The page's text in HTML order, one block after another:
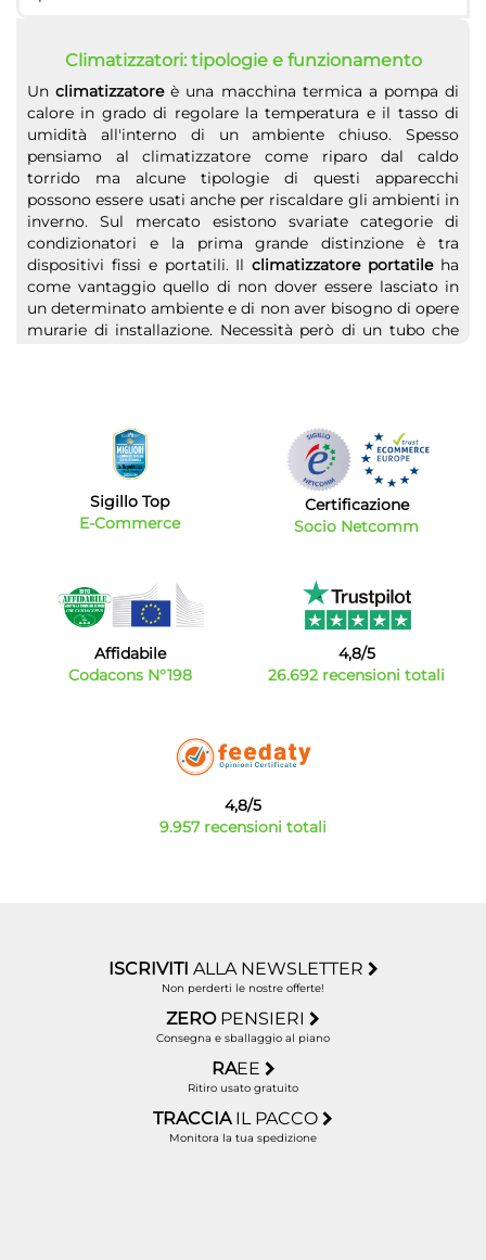
Climatizzatori: tipologie e funzionamento
Unclimatizzatoreè una macchina termica a pompa di
calore in grado di regolare la temperatura e il tasso di
umidità all'interno di un ambiente chiuso. Spesso
pensiamo al climatizzatore come riparo dal caldo
torrido ma alcune tipologie di questi apparecchi
possono essere usati anche per riscaldare gli ambienti in
inverno. Sul mercato esistono svariate categorie di
condizionatori e la prima grande distinzione è tra
dispositivi fissi e portatili. Ilclimatizzatore portatileha
come vantaggio quello di non dover essere lasciato in
un determinato ambiente e di non aver bisogno di opere
murarie di installazione. Necessità però di un tubo che
dotata di due parti: un motore esterno che ne permette
il funzionamento e uno
interno da cui fuoriesce
l'aria raffreddata o riscaldata secondo le necessità. In
molti modelli c'è inoltre la possibilità di abbinare split
secondari per creare un vero e proprio impianto
Ventilatori e deumidificatori/umidificatori
Su Bytecno troverai anche una vasta offerta di
di vario genere (tradizionali, compatti e a
torretta) che ti permetteranno di rinfrescare i tuoi
ambienti ma anche macchine in grado di regolare
caratteristiche dei prodotti presenti nel nostro catalogo
e scegli i modelli più adatti alle tue esigenze.
Sigillo Top
E-Commerce
Certificazione
Socio Netcomm
Affidabile
Codacons N°198
4,8/5
26.692 recensioni totali
4,8/5
9.957 recensioni totali
ISCRIVITI ALLA NEWSLETTER
Non perderti le nostre offerte!
ZERO PENSIERI
Consegna e sballaggio al piano
RAEE
Ritiro usato gratuito
TRACCIA IL PACCO
Monitora la tua spedizione